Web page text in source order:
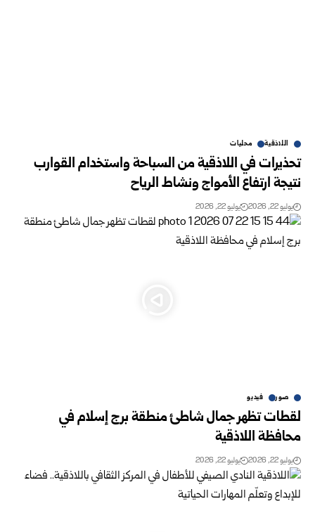
اللاذقية محليات
تحذيرات في اللاذقية من السباحة واستخدام القوارب
نتيجة ارتفاع الأمواج ونشاط الرياح
يوليو 22, 2026 يوليو 22, 2026
صور فيديو
لقطات تظهر جمال شاطئ منطقة برج إسلام في
محافظة اللاذقية
يوليو 22, 2026 يوليو 22, 2026